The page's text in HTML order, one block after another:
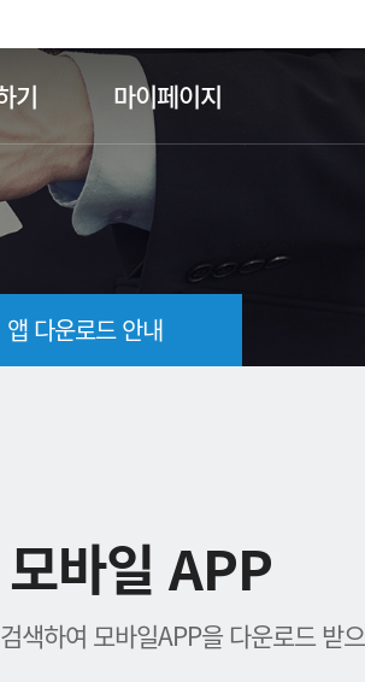
기 마이페이지
앱 다운로드 안내
바일 APP
색하여 모바일APP을 다운로드 받